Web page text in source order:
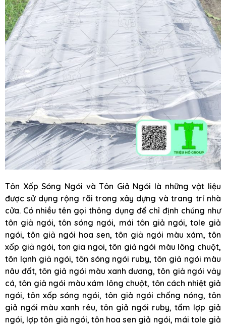
Tôn Xốp Sóng Ngói và Tôn Giả Ngói là những vật liệu
được sử dụng rộng rãi trong xây dựng và trang trí nhà
cửa. Có nhiều tên gọi thông dụng để chỉ định chúng như
tôn giả ngói, tôn sóng ngói, mái tôn giả ngói, tole giả
ngói, tôn giả ngói hoa sen, tôn giả ngói màu xám, tôn
xốp giả ngói, ton gia ngoi, tôn giả ngói màu lông chuột,
tôn lạnh giả ngói, tôn sóng ngói ruby, tôn giả ngói màu
nâu đất, tôn giả ngói màu xanh dương, tôn giả ngói vảy
cá, tôn giả ngói màu xám lông chuột, tôn cách nhiệt giả
ngói, tôn xốp sóng ngói, tôn giả ngói chống nóng, tôn
giả ngói màu xanh rêu, tôn giả ngói ruby, tấm lợp giả
ngói, lợp tôn giả ngói, tôn hoa sen giả ngói, mái tole giả